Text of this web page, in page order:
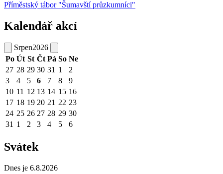
Příměstský tábor "Šumavští průzkumníci"
Kalendář akcí
Srpen2026
Po Út St Čt Pá So Ne
27 28 29 30 31 1
2
3
4 5 6 7 8
9
10 11 12 13 14 15 16
17 18 19 20 21 22 23
24 25 26 27 28 29 30
31 1 2 3 4 5 6
Svátek
Dnes je 6.8.2026